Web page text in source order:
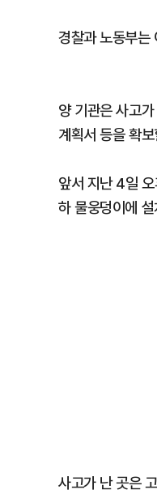
경찰과 노동부
양 기관은 사고
계획서 등을 확
앞서 지난 4일
하 물웅덩이에
사고가 난 곳은